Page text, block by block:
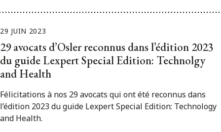
29 JUIN 2023
29 avocats d’Osler reconnus dans l’édition 2023
du guide Lexpert Special Edition: Technolgy
and Health
Félicitations à nos 29 avocats qui ont été reconnus dans
l’édition 2023 du guide Lexpert Special Edition: Technology
and Health.